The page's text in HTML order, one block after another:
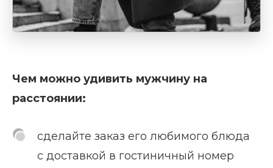
Чем можно удивить мужчину на
расстоянии:
сделайте заказ его любимого блюда
с доставкой в гостиничный номер